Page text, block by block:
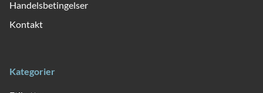
Handelsbetingelser
Kontakt
Kategorier